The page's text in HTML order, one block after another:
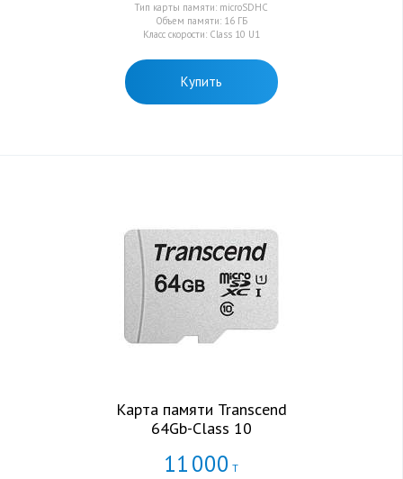
Тип карты памяти: microSDHC
Объем памяти: 16 ГБ
Класс скорости: Class 10 U1
Купить
Карта памяти Transcend
64Gb-Class 10
11000 Т